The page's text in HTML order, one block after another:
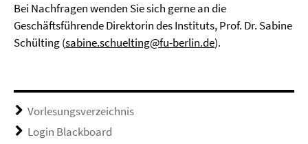
Bei Nachfragen wenden Sie sich gerne an die
Geschäftsführende Direktorin des Instituts, Prof. Dr. Sabine
Schülting (sabine.schuelting@fu-berlin.de).
Vorlesungsverzeichnis
Login Blackboard